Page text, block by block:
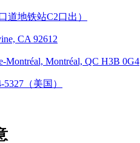
道地铁站C2口出）
CA 92612
Montréal, Montréal, QC H3B 0G4
5327（美国）